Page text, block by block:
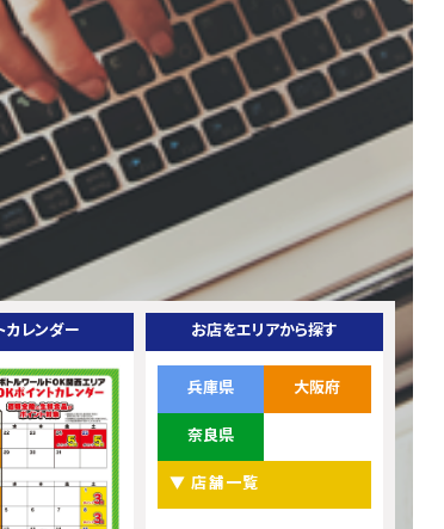
カレンダー お店をエリアから探す
兵庫県 大阪府
奈良県
▼ 店舗一覧